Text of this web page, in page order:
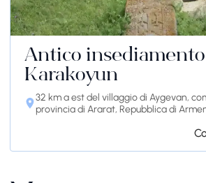
Antico
Karakoyun
32 km a est del villaggio di Aygevan,
provincia di Ararat, Repubblica di